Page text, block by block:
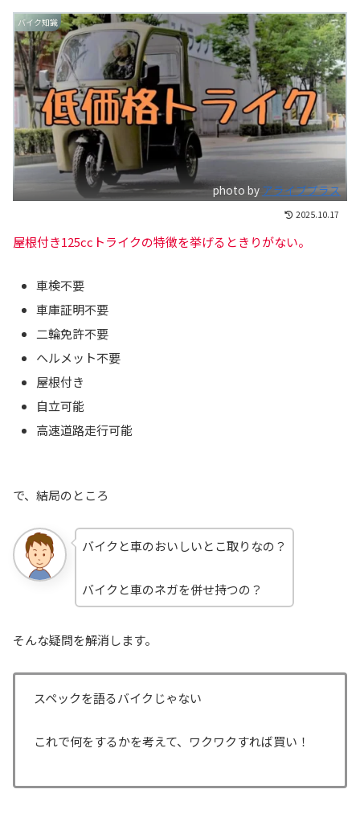
バイク知識
photo by アライブプラス
2025.10.17
屋根付き125ccトライクの特徴を挙げるときりがない。
車検不要
車庫証明不要
二輪免許不要
ヘルメット不要
屋根付き
自立可能
高速道路走行可能
で、結局のところ
バイクと車のおいしいとこ取りなの？
バイクと車のネガを併せ持つの？
そんな疑問を解消します。
スペックを語るバイクじゃない
これで何をするかを考えて、ワクワクすれば買い！